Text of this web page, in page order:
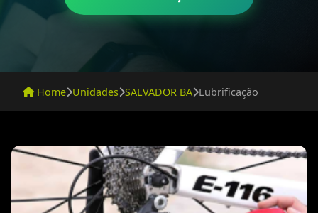
Home Unidades SALVADOR BA Lubrificação